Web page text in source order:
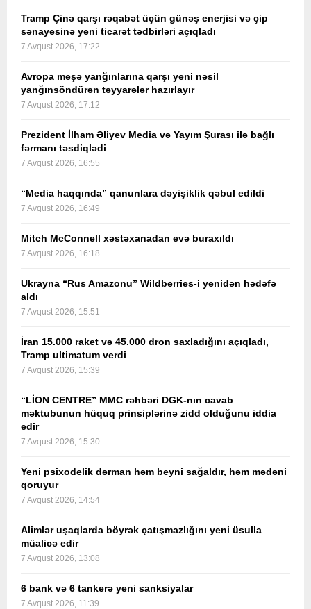
Tramp Çinə qarşı rəqabət üçün günəş enerjisi və çip
sənayesinə yeni ticarət tədbirləri açıqladı
7 Avqust 2026, 17:22
Avropa meşə yanğınlarına qarşı yeni nəsil
yanğınsöndürən təyyarələr hazırlayır
7 Avqust 2026, 17:12
Prezident İlham Əliyev Media və Yayım Şurası ilə bağlı
fərmanı təsdiqlədi
7 Avqust 2026, 16:55
“Media haqqında” qanunlara dəyişiklik qəbul edildi
7 Avqust 2026, 16:49
Mitch McConnell xəstəxanadan evə buraxıldı
7 Avqust 2026, 16:18
Ukrayna “Rus Amazonu” Wildberries-i yenidən hədəfə
aldı
7 Avqust 2026, 15:51
İran 15.000 raket və 45.000 dron saxladığını açıqladı,
Tramp ultimatum verdi
7 Avqust 2026, 15:39
“LİON CENTRE” MMC rəhbəri DGK-nın cavab
məktubunun hüquq prinsiplərinə zidd olduğunu iddia
edir
7 Avqust 2026, 15:30
Yeni psixodelik dərman həm beyni sağaldır, həm mədəni
qoruyur
7 Avqust 2026, 14:54
Alimlər uşaqlarda böyrək çatışmazlığını yeni üsulla
müalicə edir
7 Avqust 2026, 13:08
6 bank və 6 tankerə yeni sanksiyalar
7 Avqust 2026, 11:39